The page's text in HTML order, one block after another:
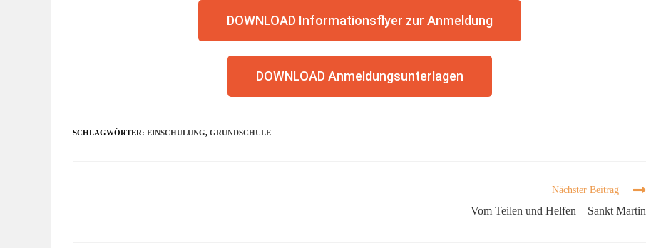
DOWNLOAD Informationsflyer zur Anmeldung
DOWNLOAD Anmeldungsunterlagen
SCHLAGWÖRTER: EINSCHULUNG, GRUNDSCHULE
Nächster Beitrag
Vom Teilen und Helfen – Sankt Martin